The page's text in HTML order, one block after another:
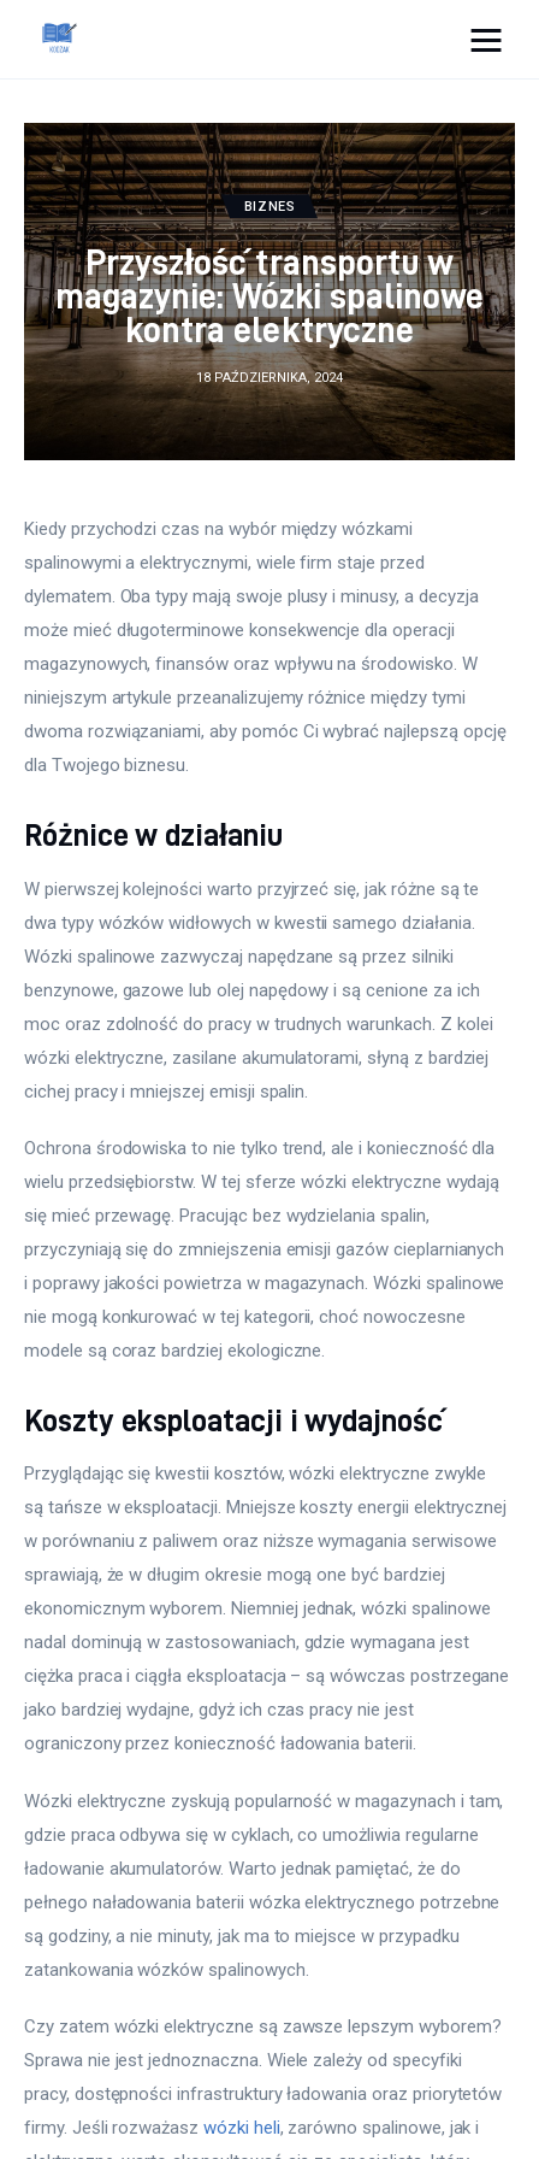
Dom i ogród
Zdrowie
Lifestyle
Uroda
Więcej
BIZNES
Przyszłość transportu w
magazynie: Wózki spalinowe
kontra elektryczne
18 PAŹDZIERNIKA, 2024
Kiedy przychodzi czas na wybór między wózkami
spalinowymi a elektrycznymi, wiele firm staje przed
dylematem. Oba typy mają swoje plusy i minusy, a decyzja
może mieć długoterminowe konsekwencje dla operacji
magazynowych, finansów oraz wpływu na środowisko. W
niniejszym artykule przeanalizujemy różnice między tymi
dwoma rozwiązaniami, aby pomóc Ci wybrać najlepszą opcję
dla Twojego biznesu.
Różnice w działaniu
W pierwszej kolejności warto przyjrzeć się, jak różne są te
dwa typy wózków widłowych w kwestii samego działania.
Wózki spalinowe zazwyczaj napędzane są przez silniki
benzynowe, gazowe lub olej napędowy i są cenione za ich
moc oraz zdolność do pracy w trudnych warunkach. Z kolei
wózki elektryczne, zasilane akumulatorami, słyną z bardziej
cichej pracy i mniejszej emisji spalin.
Ochrona środowiska to nie tylko trend, ale i konieczność dla
wielu przedsiębiorstw. W tej sferze wózki elektryczne wydają
się mieć przewagę. Pracując bez wydzielania spalin,
przyczyniają się do zmniejszenia emisji gazów cieplarnianych
i poprawy jakości powietrza w magazynach. Wózki spalinowe
nie mogą konkurować w tej kategorii, choć nowoczesne
modele są coraz bardziej ekologiczne.
Koszty eksploatacji i wydajność
Przyglądając się kwestii kosztów, wózki elektryczne zwykle
są tańsze w eksploatacji. Mniejsze koszty energii elektrycznej
w porównaniu z paliwem oraz niższe wymagania serwisowe
sprawiają, że w długim okresie mogą one być bardziej
ekonomicznym wyborem. Niemniej jednak, wózki spalinowe
nadal dominują w zastosowaniach, gdzie wymagana jest
ciężka praca i ciągła eksploatacja – są wówczas postrzegane
jako bardziej wydajne, gdyż ich czas pracy nie jest
ograniczony przez konieczność ładowania baterii.
Wózki elektryczne zyskują popularność w magazynach i tam,
gdzie praca odbywa się w cyklach, co umożliwia regularne
ładowanie akumulatorów. Warto jednak pamiętać, że do
pełnego naładowania baterii wózka elektrycznego potrzebne
są godziny, a nie minuty, jak ma to miejsce w przypadku
zatankowania wózków spalinowych.
Czy zatem wózki elektryczne są zawsze lepszym wyborem?
Sprawa nie jest jednoznaczna. Wiele zależy od specyfiki
pracy, dostępności infrastruktury ładowania oraz priorytetów
firmy. Jeśli rozważasz wózki heli, zarówno spalinowe, jak i